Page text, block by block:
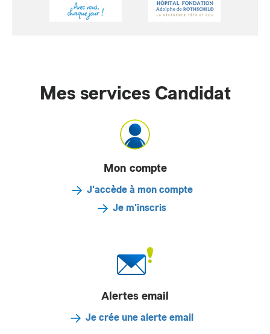
Mes services Candidat
Mon compte
J'accède à mon compte
Je m'inscris
Alertes email
Je crée une alerte email